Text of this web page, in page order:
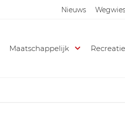
Nieuws
Maatschappelijk